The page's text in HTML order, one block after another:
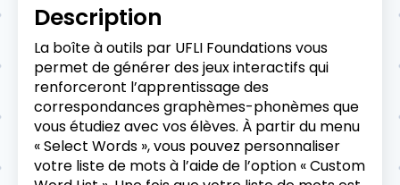
Description
La boîte à outils par UFLI Foundations vous
permet de générer des jeux interactifs qui
renforceront l’apprentissage des
correspondances graphèmes-phonèmes que
vous étudiez avec vos élèves. À partir du menu
« Select Words », vous pouvez personnaliser
votre liste de mots à l’aide de l’option « Custom